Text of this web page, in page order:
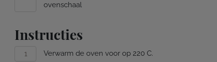
ovenschaal
Instructies
Verwarm de oven voor op 220 C.